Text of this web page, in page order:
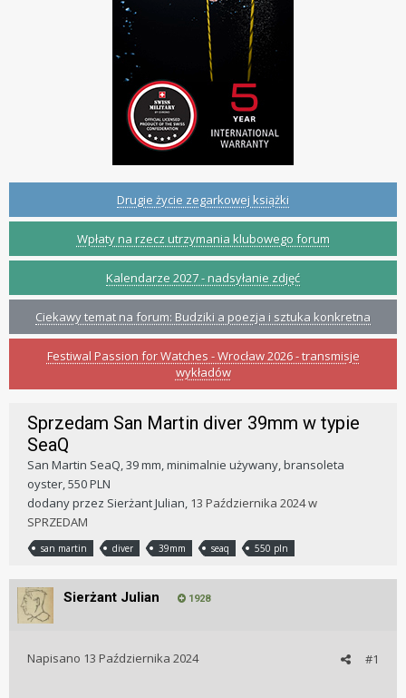
Drugie życie zegarkowej książki
Wpłaty na rzecz utrzymania klubowego forum
Kalendarze 2027 - nadsyłanie zdjęć
Ciekawy temat na forum: Budziki a poezja i sztuka konkretna
Festiwal Passion for Watches - Wrocław 2026 - transmisje
wykładów
Sprzedam San Martin diver 39mm w typie
SeaQ
San Martin SeaQ, 39 mm, minimalnie używany, bransoleta
oyster, 550 PLN
dodany przez Sierżant Julian, 13 Października 2024w
SPRZEDAM
san martin diver 39mm seaq 550 pln
Sierżant Julian 1928
#1
Napisano 13 Października 2024